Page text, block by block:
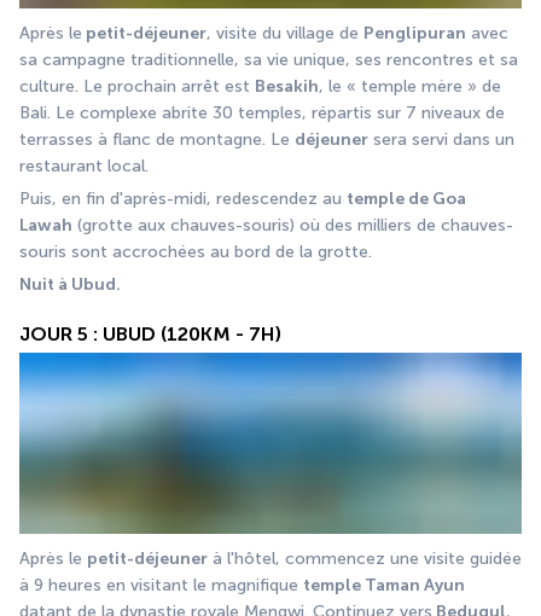
Après le petit-déjeuner, visite du village de Penglipuran avec
sa campagne traditionnelle, sa vie unique, ses rencontres et sa
culture. Le prochain arrêt est Besakih, le « temple mère » de
Bali. Le complexe abrite 30 temples, répartis sur 7 niveaux de
terrasses à flanc de montagne. Le déjeuner sera servi dans un
restaurant local.
Puis, en fin d'après-midi, redescendez au temple de Goa
Lawah (grotte aux chauves-souris) où des milliers de chauves-
souris sont accrochées au bord de la grotte.
Nuit à Ubud.
JOUR 5 : UBUD (120KM - 7H)
Après le petit-déjeuner à l'hôtel, commencez une visite guidée
à 9 heures en visitant le magnifique temple Taman Ayun
datant de la dynastie royale Mengwi. Continuez vers Bedugul,